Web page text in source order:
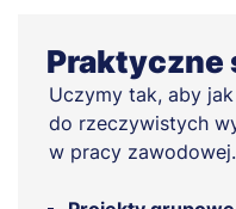
Praktyczne
Uczymy tak, aby
do rzeczywistych
w pracy zawodowej.